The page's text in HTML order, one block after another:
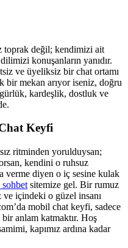
toprak değil; kendimizi ait
konuşanların yanıdır.
ve üyeliksiz bir chat ortamı
bir mekan arıyor iseniz, doğru
kardeşlik, dostluk ve
Keyfi
ritminden yorulduysan;
kendini o ruhsuz
verme diyen o iç sesine kulak
sitemize gel. Bir rumuz
ve içindeki o güzel insanı
mobil chat keyfi, sadece
anlam katmaktır. Hoş
kapımız ardına kadar